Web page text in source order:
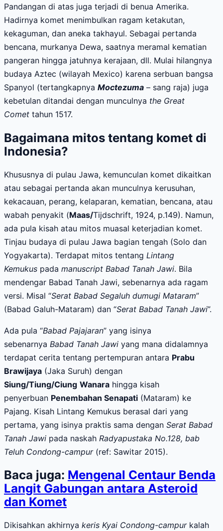
Pandangan di atas juga terjadi di benua Amerika.
Hadirnya komet menimbulkan ragam ketakutan,
kekaguman, dan aneka takhayul. Sebagai pertanda
bencana, murkanya Dewa, saatnya meramal kematian
pangeran hingga jatuhnya kerajaan, dll. Mulai hilangnya
budaya Aztec (wilayah Mexico) karena serbuan bangsa
Spanyol (tertangkapnya Moctezuma – sang raja) juga
kebetulan ditandai dengan munculnya the Great
Comet tahun 1517.
Bagaimana mitos tentang komet di
Indonesia?
Khususnya di pulau Jawa, kemunculan komet dikaitkan
atau sebagai pertanda akan munculnya kerusuhan,
kekacauan, perang, kelaparan, kematian, bencana, atau
wabah penyakit (Maas/Tijdschrift, 1924, p.149). Namun,
ada pula kisah atau mitos muasal keterjadian komet.
Tinjau budaya di pulau Jawa bagian tengah (Solo dan
Yogyakarta). Terdapat mitos tentang Lintang
Kemukus pada manuscript Babad Tanah Jawi. Bila
mendengar Babad Tanah Jawi, sebenarnya ada ragam
versi. Misal “Serat Babad Segaluh dumugi Mataram”
(Babad Galuh-Mataram) dan “Serat Babad Tanah Jawi”.
Ada pula “Babad Pajajaran” yang isinya
sebenarnya Babad Tanah Jawi yang mana didalamnya
terdapat cerita tentang pertempuran antara Prabu
Brawijaya (Jaka Suruh) dengan
Siung/Tiung/Ciung Wanara hingga kisah
penyerbuan Penembahan Senapati (Mataram) ke
Pajang. Kisah Lintang Kemukus berasal dari yang
pertama, yang isinya praktis sama dengan Serat Babad
Tanah Jawi pada naskah Radyapustaka No.128, bab
Teluh Condong-campur(ref: Sawitar 2015).
Baca juga: Mengenal Centaur Benda
Langit Gabungan antara Asteroid
dan Komet
Dikisahkan akhirnya keris Kyai Condong-campurkalah